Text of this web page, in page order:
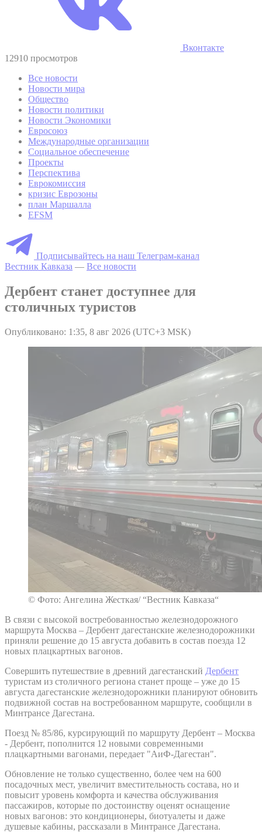
Вконтакте
12910 просмотров
Все новости
Новости мира
Общество
Новости политики
Новости Экономики
Евросоюз
Международные организации
Социальное обеспечение
Проекты
Перспектива
Еврокомиссия
кризис Еврозоны
план Маршалла
EFSM
Подписывайтесь на наш Телеграм-канал
Вестник Кавказа — Все новости
Дербент станет доступнее для
столичных туристов
Опубликовано: 1:35, 8 авг 2026 (UTC+3 MSK)
© Фото: Ангелина Жесткая/ “Вестник Кавказа“
В связи с высокой востребованностью железнодорожного
маршрута Москва – Дербент дагестанские железнодорожники
приняли решение до 15 августа добавить в состав поезда 12
новых плацкартных вагонов.
Совершить путешествие в древний дагестанский Дербент
туристам из столичного региона станет проще – уже до 15
августа дагестанские железнодорожники планируют обновить
подвижной состав на востребованном маршруте, сообщили в
Минтрансе Дагестана.
Поезд № 85/86, курсирующий по маршруту Дербент – Москва
- Дербент, пополнится 12 новыми современными
плацкартными вагонами, передает "АиФ-Дагестан".
Обновление не только существенно, более чем на 600
посадочных мест, увеличит вместительность состава, но и
повысит уровень комфорта и качества обслуживания
пассажиров, которые по достоинству оценят оснащение
новых вагонов: это кондиционеры, биотуалеты и даже
душевые кабины, рассказали в Минтрансе Дагестана.